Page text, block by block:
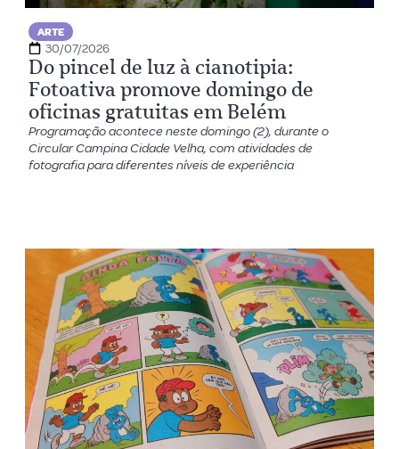
ARTE
30/07/2026
Do pincel de luz à cianotipia:
Fotoativa promove domingo de
oficinas gratuitas em Belém
Programação acontece neste domingo (2), durante o
Circular Campina Cidade Velha, com atividades de
fotografia para diferentes níveis de experiência